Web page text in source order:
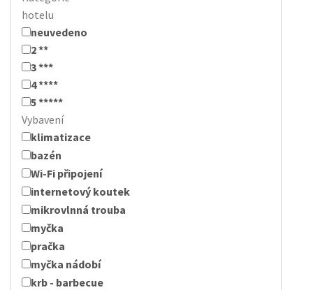
hotelu
neuvedeno
2 **
3 ***
4 ****
5 *****
Vybavení
klimatizace
bazén
Wi-Fi připojení
internetový koutek
mikrovlnná trouba
myčka
pračka
myčka nádobí
krb - barbecue